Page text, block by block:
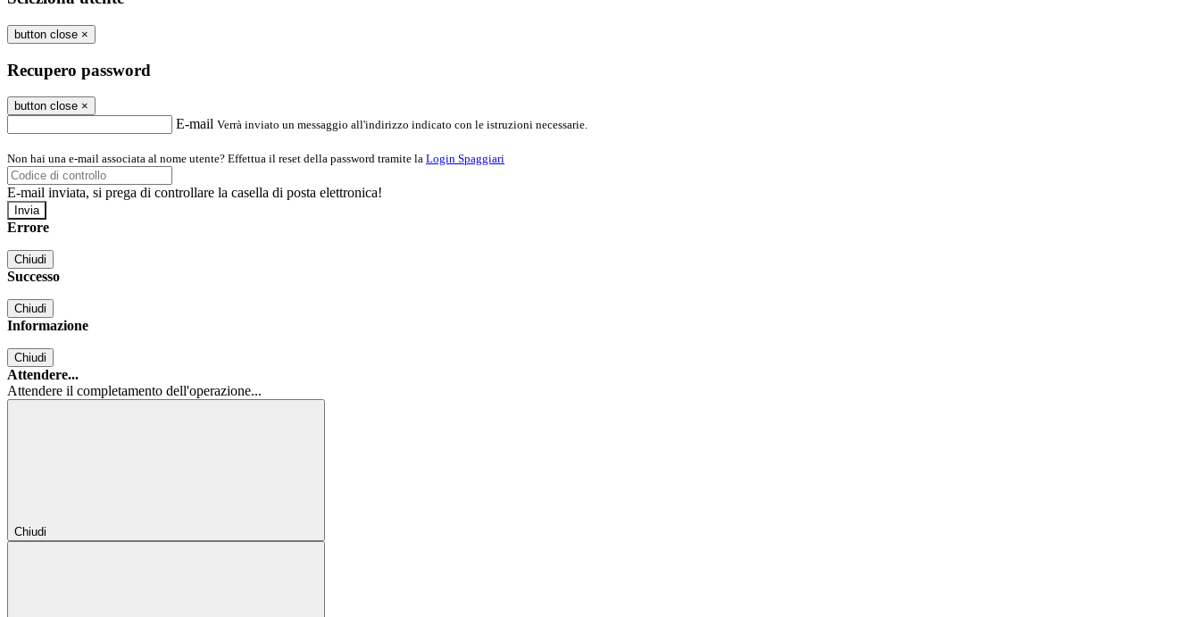
button close ×
Recupero password
button close ×
E-mail Verrà inviato un messaggio all'indirizzo indicato con le istruzioni necessarie.
Non hai una e-mail associata al nome utente? Effettua il reset della password tramite la Login Spaggiari
E-mail inviata, si prega di controllare la casella di posta elettronica!
Errore
Chiudi
Successo
Chiudi
Informazione
Chiudi
Attendere...
Attendere il completamento dell'operazione...
Chiudi